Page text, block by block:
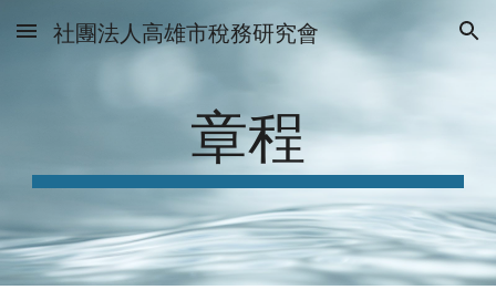
Skip to main content Skip to navigation
社團法人高雄市稅務研究會
章程